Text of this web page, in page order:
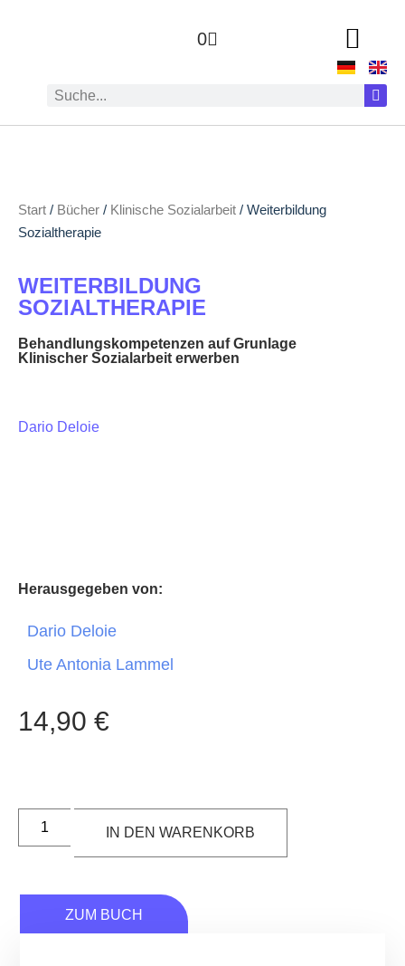
0
Start / Bücher / Klinische Sozialarbeit / Weiterbildung
Sozialtherapie
WEITERBILDUNG
SOZIALTHERAPIE
Behandlungskompetenzen auf Grunlage
Klinischer Sozialarbeit erwerben
Dario Deloie
Herausgegeben von:
Dario Deloie
Ute Antonia Lammel
14,90 €
IN DEN WARENKORB
ZUM BUCH